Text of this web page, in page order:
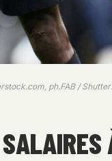
ph.FAB /